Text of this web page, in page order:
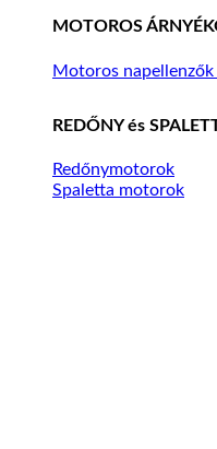
MOTOROS
Motoros
REDŐNY és
Redőnymotorok
Spaletta motorok